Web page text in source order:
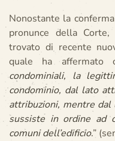
Nonostante la
pronunce della Corte,
trovato di recente
quale ha affermato
condominiali, la
condominio, dal lato
attribuzioni, mentre
sussiste in ordine ad
comuni dell’edificio.”